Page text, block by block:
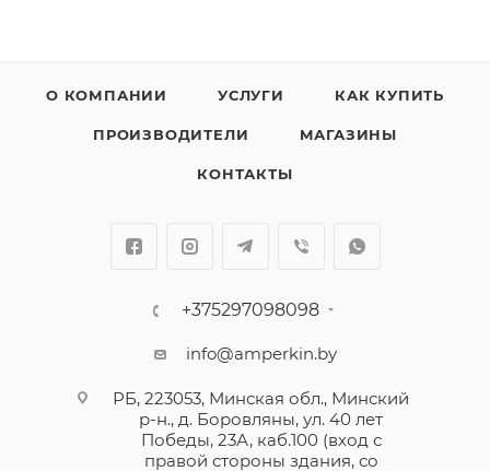
О КОМПАНИИ УСЛУГИ КАК КУПИТЬ
ПРОИЗВОДИТЕЛИ МАГАЗИНЫ
КОНТАКТЫ
+375297098098
info@amperkin.by
РБ, 223053, Минская обл., Минский
р-н., д. Боровляны, ул. 40 лет
Победы, 23А, каб.100 (вход с
правой стороны здания, со